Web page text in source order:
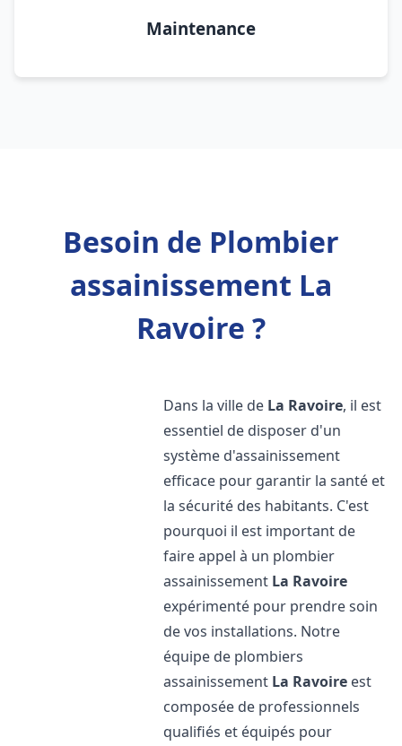
Maintenance
Besoin de Plombier
assainissement La
Ravoire ?
Dans la ville de La Ravoire, il est
essentiel de disposer d'un
système d'assainissement
efficace pour garantir la santé et
la sécurité des habitants. C'est
pourquoi il est important de
faire appel à un plombier
assainissement La Ravoire
expérimenté pour prendre soin
de vos installations. Notre
équipe de plombiers
assainissement La Ravoire est
composée de professionnels
qualifiés et équipés pour